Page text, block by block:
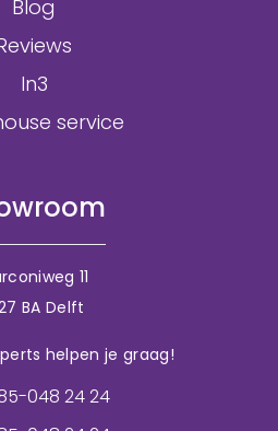
Blog
In3
service
11
BA Delft
helpen je graag!
048 24 24